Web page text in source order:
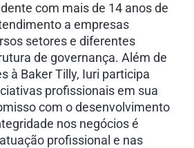
com mais de 14 anos de
a empresas
setores e diferentes
de governança. Além de
à Baker Tilly, Iuri participa
profissionais em sua
com o desenvolvimento
nos negócios é
profissional e nas